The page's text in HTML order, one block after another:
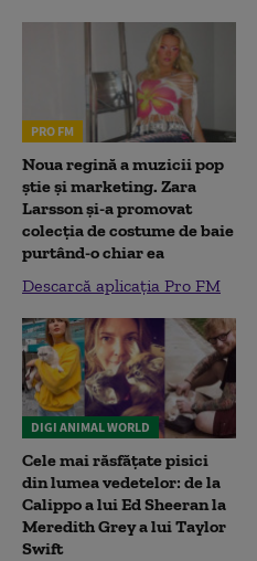
PRO FM
Noua regină a muzicii pop
știe și marketing. Zara
Larsson și-a promovat
colecția de costume de baie
purtând-o chiar ea
Descarcă aplicația Pro FM
DIGI ANIMAL WORLD
Cele mai răsfățate pisici
din lumea vedetelor: de la
Calippo a lui Ed Sheeran la
Meredith Grey a lui Taylor
Swift